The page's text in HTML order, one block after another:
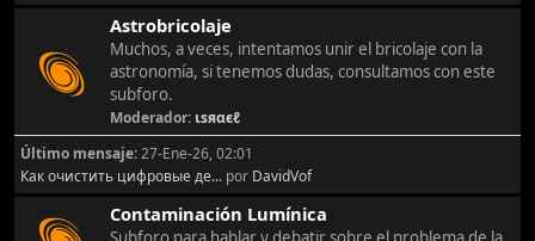
Astrobricolaje
Muchos, a veces, intentamos unir el bricolaje con la
astronomía, si tenemos dudas, consultamos con este
subforo.
Moderador: ιѕяαєℓ
Último mensaje:27-Ene-26, 02:01
Как очистить цифровые де... por DavidVof
Contaminación Lumínica